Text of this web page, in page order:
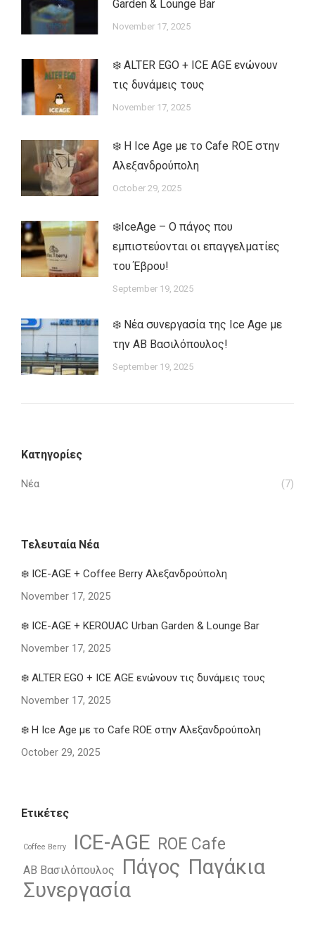
Garden & Lounge Bar
November 17, 2025
❄️ ALTER EGO + ICE AGE ενώνουν
τις δυνάμεις τους
November 17, 2025
❄️ Η Ice Age με το Cafe ROE στην
Αλεξανδρούπολη
October 29, 2025
❄️IceAge – Ο πάγος που
εμπιστεύονται οι επαγγελματίες
του Έβρου!
September 19, 2025
❄️ Νέα συνεργασία της Ice Age με
την ΑΒ Βασιλόπουλος!
September 19, 2025
Κατηγορίες
Νέα (7)
Τελευταία Νέα
❄️ ICE-AGE + Coffee Berry Αλεξανδρούπολη
November 17, 2025
❄️ ICE-AGE + KEROUAC Urban Garden & Lounge Bar
November 17, 2025
❄️ ALTER EGO + ICE AGE ενώνουν τις δυνάμεις τους
November 17, 2025
❄️ Η Ice Age με το Cafe ROE στην Αλεξανδρούπολη
October 29, 2025
Ετικέτες
Coffee Berry ICE-AGE ROE Cafe
ΑΒ Βασιλόπουλος Πάγος Παγάκια
Συνεργασία